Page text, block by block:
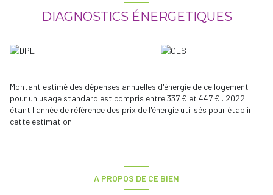
Les informations sur les risques auxquels ce bien est exposé sont
DIAGNOSTICS ÉNERGETIQUES
Montant estimé des dépenses annuelles d'énergie de ce logement
pour un usage standard est compris entre 337 € et 447 € . 2022
étant l'année de référence des prix de l'énergie utilisés pour établir
cette estimation.
A PROPOS DE CE BIEN